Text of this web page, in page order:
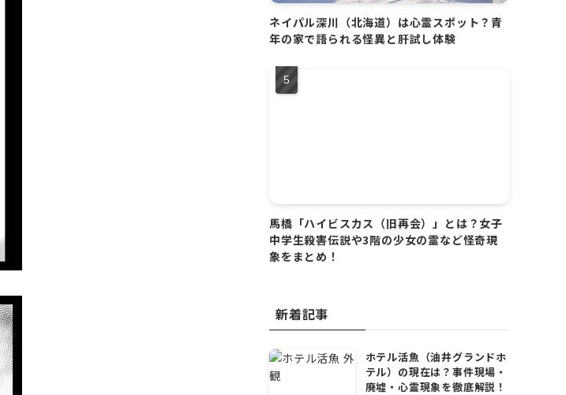
ネイパル深川（北海道）は心霊スポット？青
年の家で語られる怪異と肝試し体験
馬橋「ハイビスカス（旧再会）」とは？女子
中学生殺害伝説や3階の少女の霊など怪奇現
象をまとめ！
新着記事
ホテル活魚（油井グランドホ
テル）の現在は？事件現場・
廃墟・心霊現象を徹底解説！